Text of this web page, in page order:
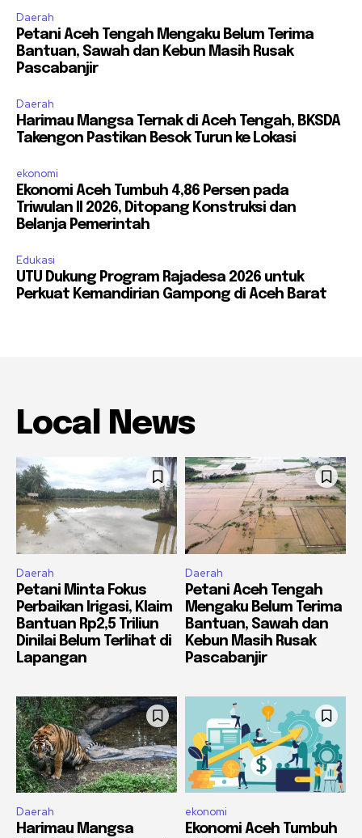
Daerah
Petani Aceh Tengah Mengaku Belum Terima
Bantuan, Sawah dan Kebun Masih Rusak
Pascabanjir
Daerah
Harimau Mangsa Ternak di Aceh Tengah, BKSDA
Takengon Pastikan Besok Turun ke Lokasi
ekonomi
Ekonomi Aceh Tumbuh 4,86 Persen pada
Triwulan II 2026, Ditopang Konstruksi dan
Belanja Pemerintah
Edukasi
UTU Dukung Program Rajadesa 2026 untuk
Perkuat Kemandirian Gampong di Aceh Barat
Local News
Daerah
Petani Minta Fokus
Perbaikan Irigasi, Klaim
Bantuan Rp2,5 Triliun
Dinilai Belum Terlihat di
Lapangan
Daerah
Petani Aceh Tengah
Mengaku Belum Terima
Bantuan, Sawah dan
Kebun Masih Rusak
Pascabanjir
Daerah
Harimau Mangsa
ekonomi
Ekonomi Aceh Tumbuh